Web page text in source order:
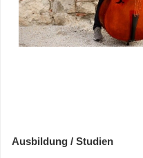
Ausbildung / Studien